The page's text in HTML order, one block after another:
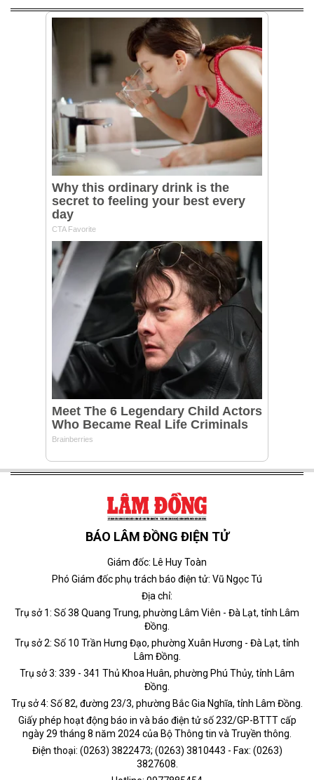
BÁO LÂM ĐỒNG ĐIỆN TỬ
Giám đốc: Lê Huy Toàn
Phó Giám đốc phụ trách báo điện tử: Vũ Ngọc Tú
Địa chỉ:
Trụ sở 1: Số 38 Quang Trung, phường Lâm Viên - Đà Lạt, tỉnh Lâm
Đồng.
Trụ sở 2: Số 10 Trần Hưng Đạo, phường Xuân Hương - Đà Lạt, tỉnh
Lâm Đồng.
Trụ sở 3: 339 - 341 Thủ Khoa Huân, phường Phú Thủy, tỉnh Lâm
Đồng.
Trụ sở 4: Số 82, đường 23/3, phường Bắc Gia Nghĩa, tỉnh Lâm Đồng.
Giấy phép hoạt động báo in và báo điện tử số 232/GP-BTTT cấp
ngày 29 tháng 8 năm 2024 của Bộ Thông tin và Truyền thông.
Điện thoại: (0263) 3822473; (0263) 3810443 - Fax: (0263)
3827608.